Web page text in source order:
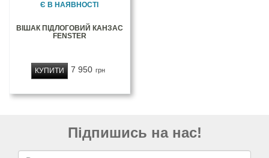
Є В НАЯВНОСТІ
ВІШАК ПІДЛОГОВИЙ КАНЗАС
FENSTER
7 950 грн
КУПИТИ
Підпишись на нас!